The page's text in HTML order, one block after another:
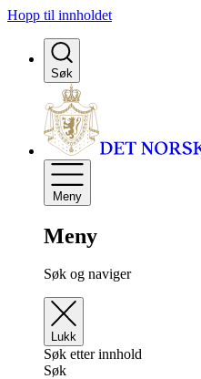
Hopp til innholdet
Søk
Meny
Meny
Søk og naviger
Lukk
Søk etter innhold
Søk